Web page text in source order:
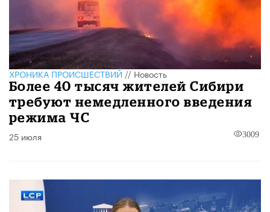
ХРОНИКА ПРОИСШЕСТВИЙ//Новость
Более 40 тысяч жителей Сибири
требуют немедленного введения
режима ЧС
25 июля 3009